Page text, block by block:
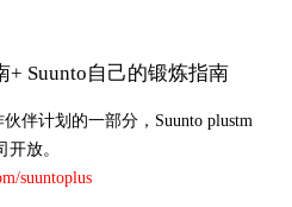
Suunto自己的锻炼指南
伴计划的一部分，Suunto plustm
放。
suuntoplus